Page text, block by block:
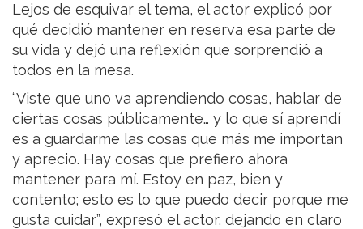
Lejos de esquivar el tema, el actor explicó por
qué decidió mantener en reserva esa parte de
su vida y dejó una reflexión que sorprendió a
todos en la mesa.
“Viste que uno va aprendiendo cosas, hablar de
ciertas cosas públicamente… y lo que sí aprendí
es a guardarme las cosas que más me importan
y aprecio. Hay cosas que prefiero ahora
mantener para mí. Estoy en paz, bien y
contento; esto es lo que puedo decir porque me
gusta cuidar”, expresó el actor, dejando en claro